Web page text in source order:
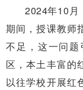
2024年10月
期间，授课教师
不足，这一问
区，本土丰富的
以往学校开展红